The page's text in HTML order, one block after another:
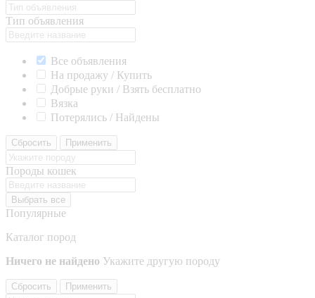
Тип объявления
Все объявления
На продажу / Купить
Добрые руки / Взять бесплатно
Вязка
Потерялись / Найдены
Сбросить Применить
Породы кошек
Выбрать все
Популярные
Каталог пород
Ничего не найдено Укажите другую породу
Сбросить Применить